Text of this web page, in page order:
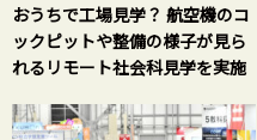
おうちで工場見学？ 航空機のコ
ックピットや整備の様子が見ら
れるリモート社会科見学を実施